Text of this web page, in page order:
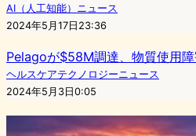
AI（人工知能）ニュース
2024年5月17日23:36
Pelagoが$58M調達、物質使用
ヘルスケアテクノロジーニュース
2024年5月3日0:05